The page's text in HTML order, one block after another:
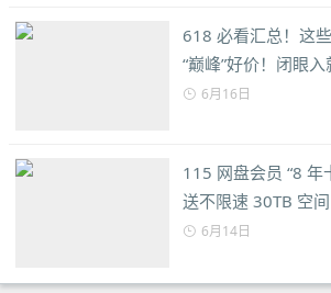
618 必看汇总！这
“巅峰”好价！闭眼
6月16日
115 网盘会员 “8 年
送不限速 30TB 空
6月14日